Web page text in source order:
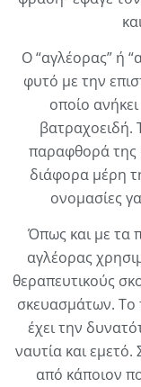
Ο “αγλέορας” ή
φυτό με την
οποίο
βατραχοειδή.
παραφθορά της
διάφορα μέρη
ονομασίες
Όπως και με τα
αγλέορας
θεραπευτικούς
σκευασμάτων. Το
έχει την
ναυτία και
από κάποιον